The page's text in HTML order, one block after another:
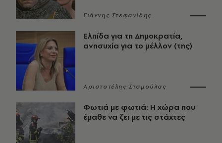
Γιάννης Στεφανίδης
Ελπίδα για τη Δημοκρατία,
ανησυχία για το μέλλον (της)
Αριστοτέλης Σταμούλας
Φωτιά με φωτιά: Η χώρα που
έμαθε να ζει με τις στάχτες